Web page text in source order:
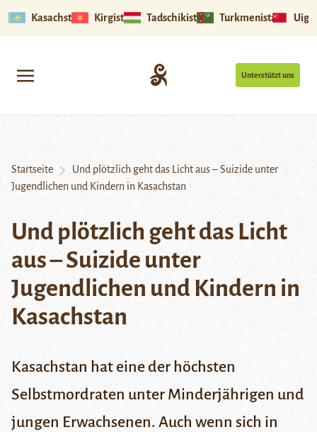
Kasachstan Kirgistan Tadschikistan Turkmenistan
Unterstützt uns
Startseite
Und plötzlich geht das Licht aus – Suizide unter
Jugendlichen und Kindern in Kasachstan
Und plötzlich geht das Licht
aus – Suizide unter
Jugendlichen und Kindern in
Kasachstan
Kasachstan hat eine der höchsten
Selbstmordraten unter Minderjährigen und
jungen Erwachsenen. Auch wenn sich in